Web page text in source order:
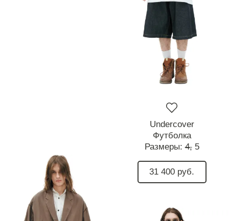
Undercover
Футболка
Размеры:4, 5
31 400 руб.